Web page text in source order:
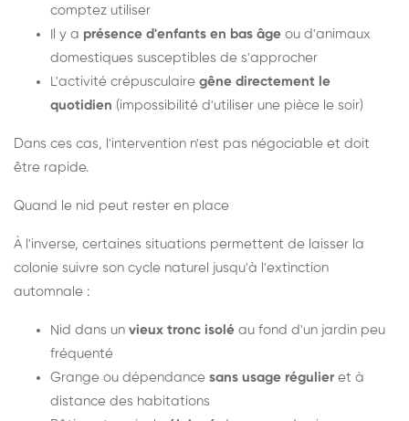
comptez utiliser
Il y a présence d'enfants en bas âge ou d'animaux
domestiques susceptibles de s'approcher
L'activité crépusculaire gêne directement le
quotidien (impossibilité d'utiliser une pièce le soir)
Dans ces cas, l'intervention n'est pas négociable et doit
être rapide.
Quand le nid peut rester en place
À l'inverse, certaines situations permettent de laisser la
colonie suivre son cycle naturel jusqu'à l'extinction
automnale :
Nid dans un vieux tronc isolé au fond d'un jardin peu
fréquenté
Grange ou dépendance sans usage régulier et à
distance des habitations